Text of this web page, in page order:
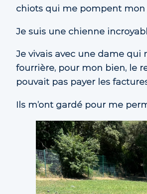
chiots qui me pompent mon
Je suis une chienne
Je vivais avec une dame
fourrière, pour mon bien, le
pouvait pas payer les
Ils m’ont gardé pour me